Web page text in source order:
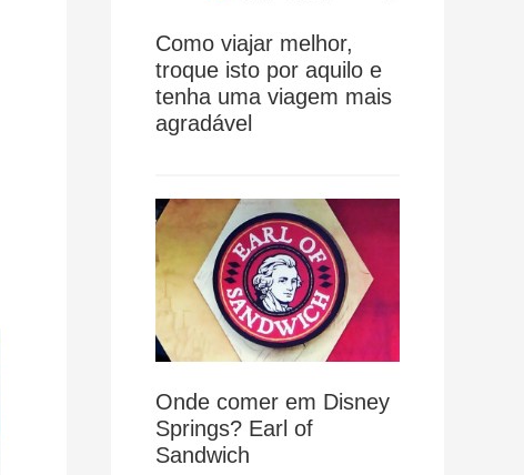
Como viajar melhor,
troque isto por aquilo e
tenha uma viagem mais
agradável
Onde comer em Disney
Springs? Earl of
Sandwich